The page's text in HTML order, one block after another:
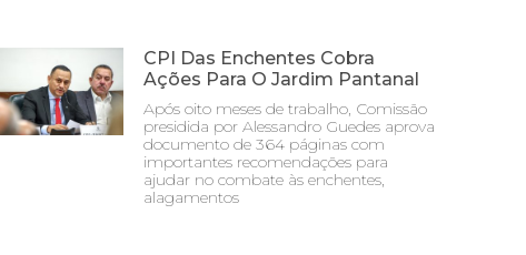
CPI Das Enchentes Cobra
Ações Para O Jardim Pantanal
Após oito meses de trabalho, Comissão
presidida por Alessandro Guedes aprova
documento de 364 páginas com
importantes recomendações para
ajudar no combate às enchentes,
alagamentos